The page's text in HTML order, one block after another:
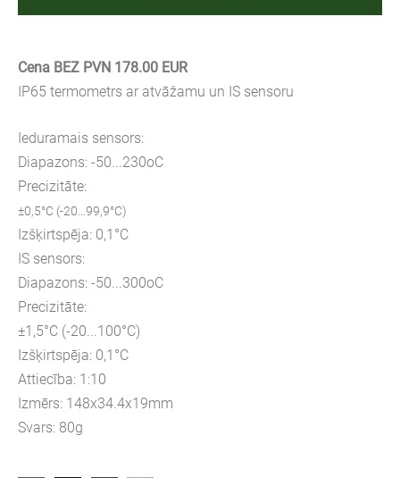
Cena BEZ PVN 178.00 EUR
IP65 termometrs ar atvāžamu un IS sensoru
Ieduramais sensors:
Diapazons: -50...230oC
Precizitāte:
±0,5°C (-20…99,9°C)
Izšķirtspēja: 0,1°C
IS sensors:
Diapazons: -50...300oC
Precizitāte:
±1,5°C (-20...100°C)
Izšķirtspēja: 0,1°C
Attiecība: 1:10
Izmērs: 148x34.4x19mm
Svars: 80g